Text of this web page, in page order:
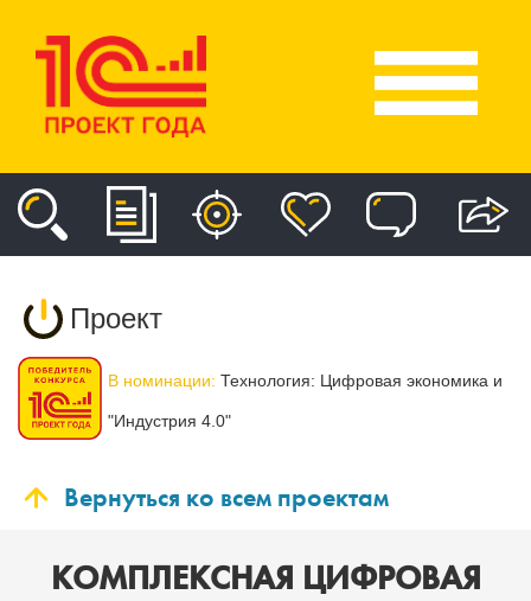
Проект
В номинации: Технология: Цифровая экономика и
"Индустрия 4.0"
Вернуться ко всем проектам
КОМПЛЕКСНАЯ ЦИФРОВАЯ